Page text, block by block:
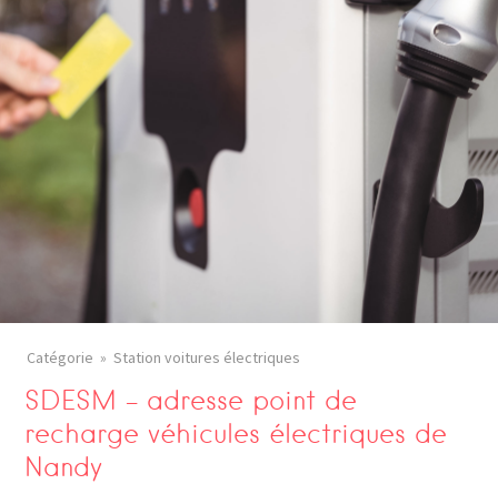
Catégorie Station voitures électriques
SDESM – adresse point de
recharge véhicules électriques de
Nandy